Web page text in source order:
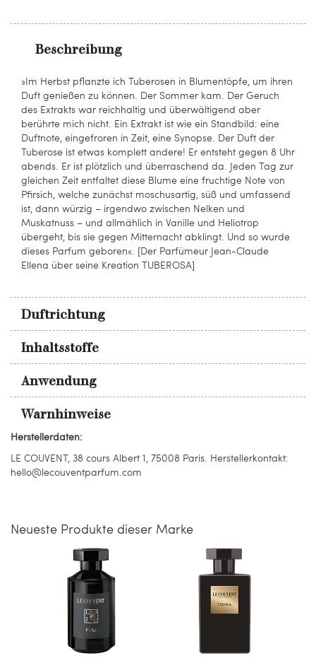
Beschreibung
»Im Herbst pflanzte ich Tuberosen in Blumentöpfe, um ihren
Duft genießen zu können. Der Sommer kam. Der Geruch
des Extrakts war reichhaltig und überwältigend aber
berührte mich nicht. Ein Extrakt ist wie ein Standbild: eine
Duftnote, eingefroren in Zeit, eine Synopse. Der Duft der
Tuberose ist etwas komplett andere! Er entsteht gegen 8 Uhr
abends. Er ist plötzlich und überraschend da. Jeden Tag zur
gleichen Zeit entfaltet diese Blume eine fruchtige Note von
Pfirsich, welche zunächst moschusartig, süß und umfassend
ist, dann würzig – irgendwo zwischen Nelken und
Muskatnuss – und allmählich in Vanille und Heliotrop
übergeht, bis sie gegen Mitternacht abklingt. Und so wurde
dieses Parfum geboren«. [Der Parfümeur Jean-Claude
Ellena über seine Kreation TUBEROSA]
Duftrichtung
Inhaltsstoffe
Anwendung
Warnhinweise
Herstellerdaten:
LE COUVENT, 38 cours Albert 1, 75008 Paris. Herstellerkontakt:
hello@lecouventparfum.com
Neueste Produkte dieser Marke